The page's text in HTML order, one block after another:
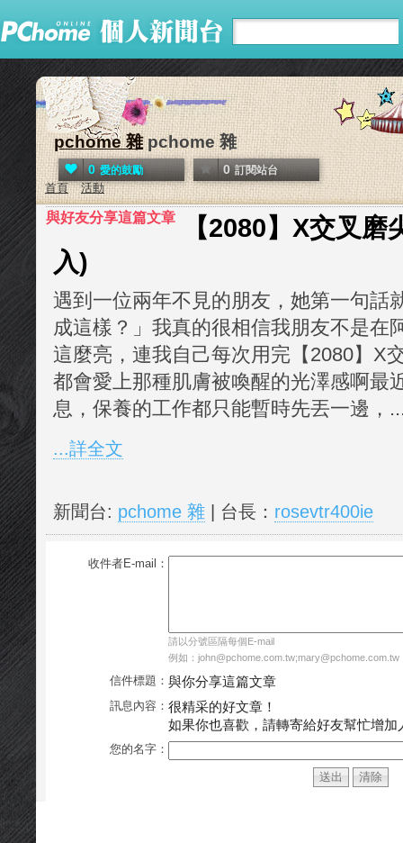
pchome 雜 pchome 雜
0 愛的鼓勵 0 訂閱站台
首頁 活動
與好友分享這篇文章
【2080】X交叉
入)
遇到一位兩年不見的朋友，她第一句話
成這樣？」我真的很相信我朋友不是在
這麼亮，連我自己每次用完【2080】X
都會愛上那種肌膚被喚醒的光澤感啊最
息，保養的工作都只能暫時先丟一邊，
...詳全文
新聞台: pchome 雜 | 台長： rosevtr400ie
收件者E-mail：
請以分號區隔每個E-mail
例如：john@pchome.com.tw;mary@pchome.com.tw
信件標題： 與你分享這篇文章
訊息內容： 很精采的好文章！
如果你也喜歡，請轉寄給好友幫忙增加
您的名字：